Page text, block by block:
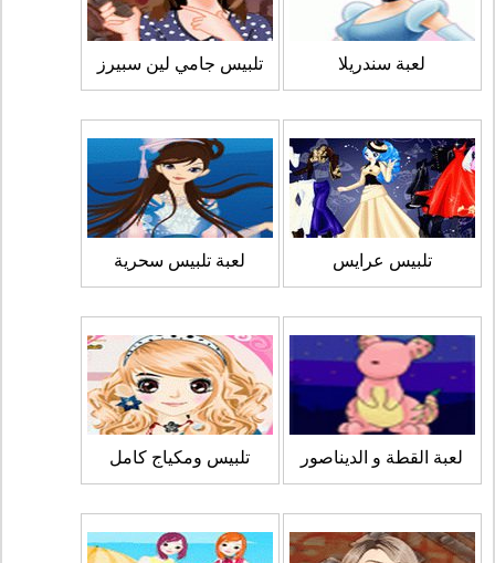
لعبة سندريلا تلبيس جامي لين سبيرز
تلبيس عرايس لعبة تلبيس سحرية
لعبة القطة و الديناصور تلبيس ومكياج كامل